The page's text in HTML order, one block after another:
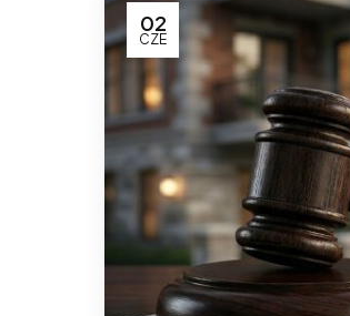
02
CZE